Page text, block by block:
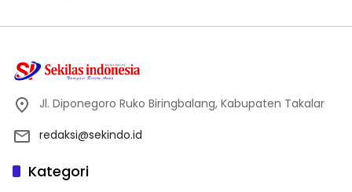
Jl. Diponegoro Ruko Biringbalang, Kabupaten Takalar
redaksi@sekindo.id
Kategori